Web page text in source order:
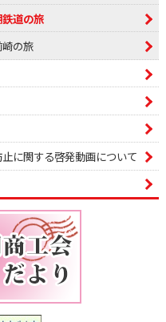
道の旅
の旅
に関する啓発動画について